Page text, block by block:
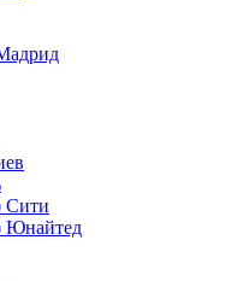
Сити
Юнайтед